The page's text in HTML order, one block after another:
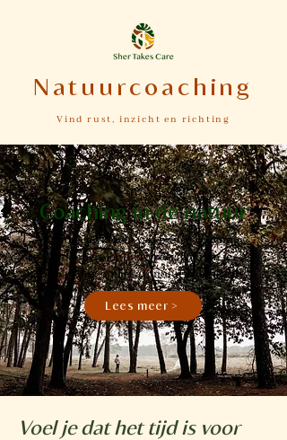
Natuurcoaching
Vind rust, inzicht en richting
Coaching in de natuur
Ontdek de kracht van buiten coaching
voor persoonlijke groei. Ik neem je
graag mee op het avontuur naar jezelf!
Lees meer >
Voel je dat het tijd is voor